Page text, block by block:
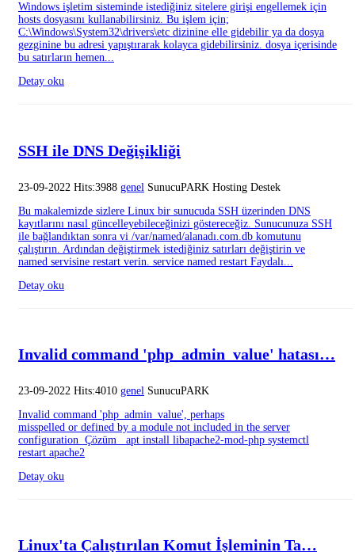
Windows işletim sisteminde istediğiniz sitelere girişi engellemek için
hosts dosyasını kullanabilirsiniz. Bu işlem için;
C:\Windows\System32\drivers\etc dizinine elle gidebilir ya da dosya
gezginine bu adresi yapıştırarak kolayca gidebilirsiniz. dosya içerisinde
bu satırların hemen...
Detay oku
SSH ile DNS Değişikliği
23-09-2022 Hits:3988 genel SunucuPARK Hosting Destek
Bu makalemizde sizlere Linux bir sunucuda SSH üzerinden DNS
kayıtlarını nasıl güncelleyebileceğinizi göstereceğiz. Sunucunuza SSH
ile bağlandıktan sonra vi /var/named/alanadı.com.db komutunu
çalıştırın. Ardından değiştirmek istediğiniz satırları değiştirin ve
named servisine restart verin. service named restart Faydalı...
Detay oku
Invalid command 'php_admin_value' hatası…
23-09-2022 Hits:4010 genel SunucuPARK
Invalid command 'php_admin_value', perhaps
misspelled or defined by a module not included in the server
configuration Çözüm apt install libapache2-mod-php systemctl
restart apache2
Detay oku
Linux'ta Çalıştırılan Komut İşleminin Ta…